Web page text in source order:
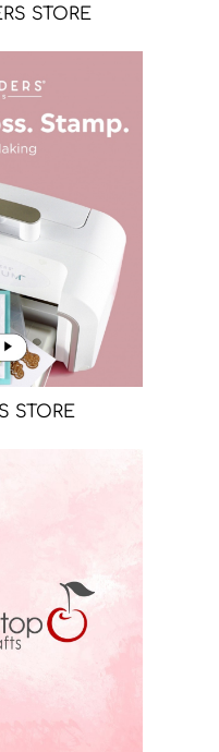
STORE
STORE